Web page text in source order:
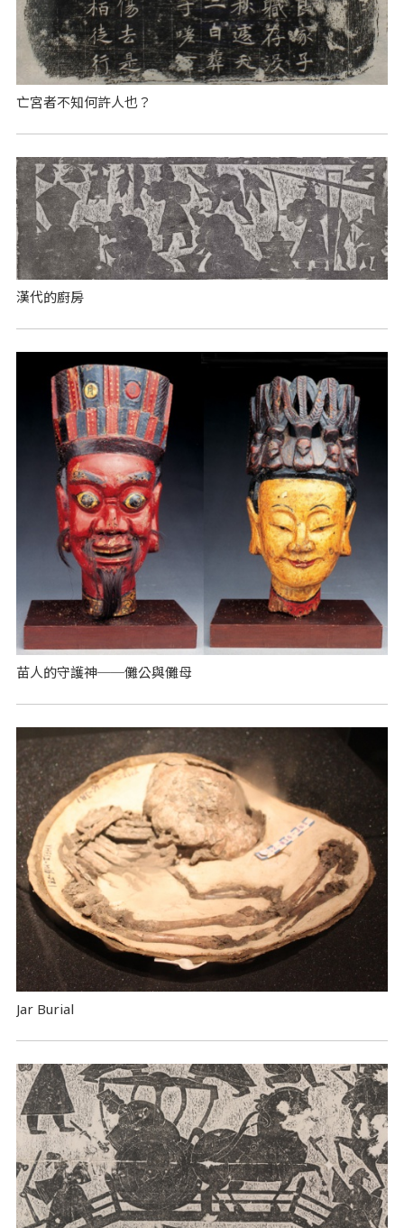
亡宮者不知何許人也？
漢代的廚房
苗人的守護神──儺公與儺母
Jar Burial